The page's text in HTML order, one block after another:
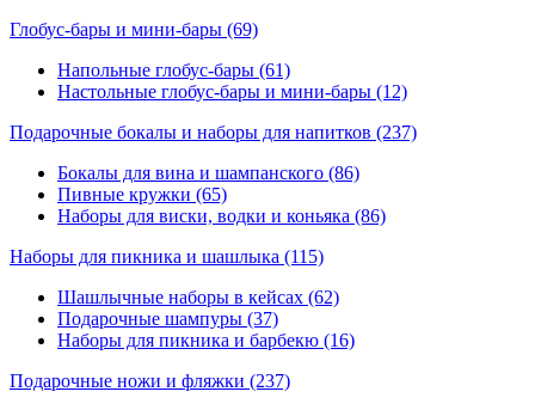
Глобус-бары и мини-бары (69)
Напольные глобус-бары (61)
Настольные глобус-бары и мини-бары (12)
Подарочные бокалы и наборы для напитков (237)
Бокалы для вина и шампанского (86)
Пивные кружки (65)
Наборы для виски, водки и коньяка (86)
Наборы для пикника и шашлыка (115)
Шашлычные наборы в кейсах (62)
Подарочные шампуры (37)
Наборы для пикника и барбекю (16)
Подарочные ножи и фляжки (237)